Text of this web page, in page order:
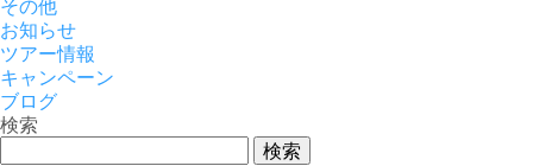
お知らせ
ツアー情報
キャンペーン
ブログ
検索
検